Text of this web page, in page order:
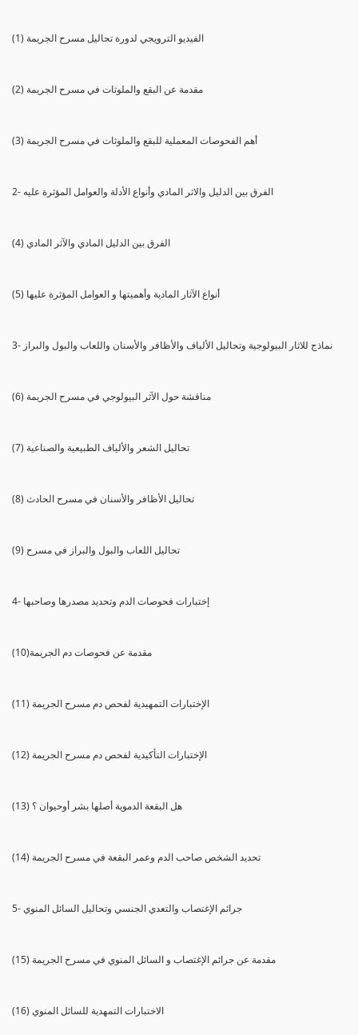
(1) الفيديو الترويجي لدورة تحاليل مسرح الجريمة
(2) مقدمة عن البقع والملوثات في مسرح الجريمة
(3) أهم الفحوصات المعملية للبقع والملوثات في مسرح الجريمة
2- الفرق بين الدليل والاثر المادي وأنواع الأدلة والعوامل المؤثرة عليه
(4) الفرق بين الدليل المادي والآثر المادي
(5) أنواع الآثار المادية وأهميتها و العوامل المؤثرة عليها
3- نماذج للاثار البيولوجية وتحاليل الألياف والأظافر والأسنان واللعاب والبول والبراز
(6) مناقشة حول الآثر البيولوجي في مسرح الجريمة
(7) تحاليل الشعر والألياف الطبيعية والصناعية
(8) تحاليل الأظافر والأسنان في مسرح الحادث
(9) تحاليل اللعاب والبول والبراز في مسرح
4- إختبارات فحوصات الدم وتحديد مصدرها وصاحبها
(10)مقدمة عن فحوصات دم الجريمة
(11) الإختبارات التمهيدية لفحص دم مسرح الجريمة
(12) الإختبارات التأكيدية لفحص دم مسرح الجريمة
(13) هل البقعة الدموية أصلها بشر أوحيوان ؟
(14) تحديد الشخص صاحب الدم وعمر البقعة في مسرح الجريمة
5- جرائم الإغتصاب والتعدي الجنسي وتحاليل السائل المنوي
(15) مقدمة عن جرائم الإغتصاب و السائل المنوي في مسرح الجريمة
(16) الاختبارات التمهدية للسائل المنوي